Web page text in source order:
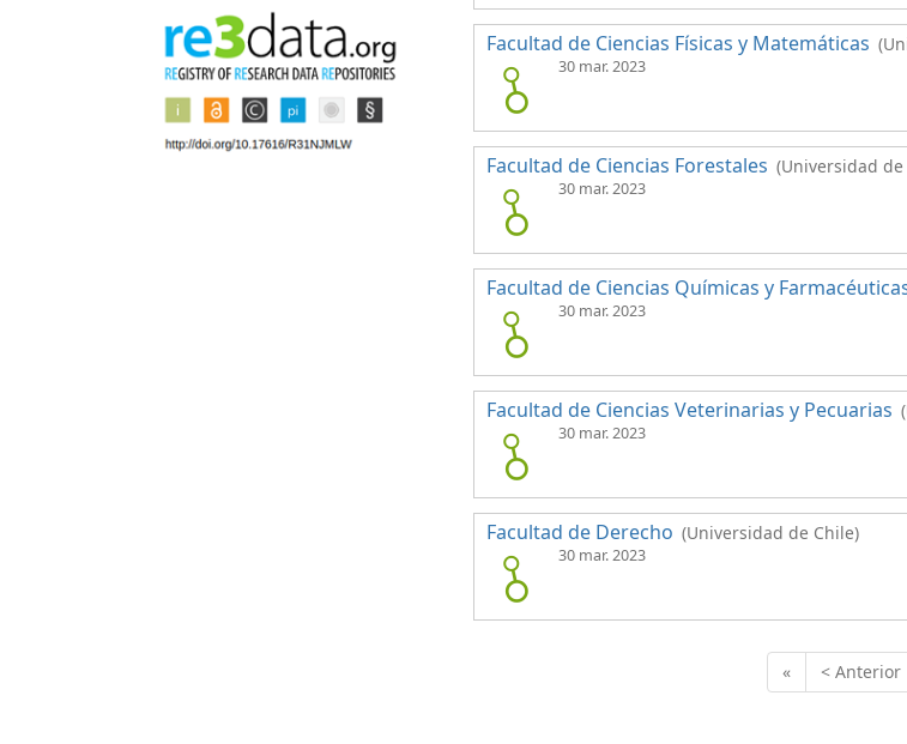
Facultad de Ciencias Físicas y Matemáticas
30 mar. 2023
Facultad de Ciencias Forestales (Universidad de
30 mar. 2023
Facultad de Ciencias Químicas y
30 mar. 2023
Facultad de Ciencias Veterinarias y Pecuarias
30 mar. 2023
Facultad de Derecho (Universidad de Chile)
30 mar. 2023
« < Anterior